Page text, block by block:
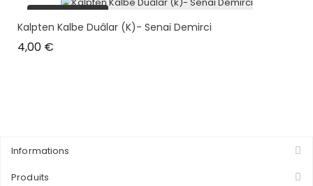
plus en stock
Kalpten Kalbe Duâlar (k)- Senai Demirci
4,00 €
Informations
Produits